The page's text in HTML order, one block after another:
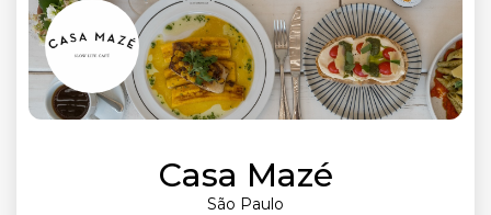
Casa Mazé
São Paulo